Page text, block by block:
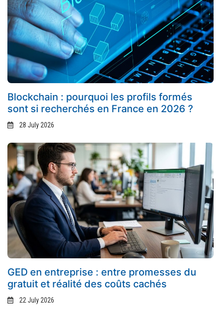
Blockchain : pourquoi les profils formés
sont si recherchés en France en 2026 ?
28 July 2026
GED en entreprise : entre promesses du
gratuit et réalité des coûts cachés
22 July 2026